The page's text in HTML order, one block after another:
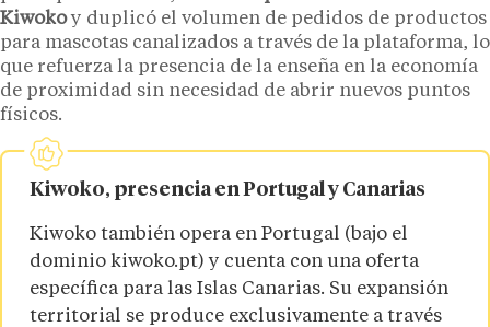
Kiwokoy duplicó el volumen de pedidos de productos
para mascotas canalizados a través de la plataforma, lo
que refuerza la presencia de la enseña en la economía
de proximidad sin necesidad de abrir nuevos puntos
físicos.
Kiwoko, presencia en Portugal y Canarias
Kiwoko también opera en Portugal (bajo el
dominio kiwoko.pt) y cuenta con una oferta
específica para las Islas Canarias. Su expansión
territorial se produce exclusivamente a través